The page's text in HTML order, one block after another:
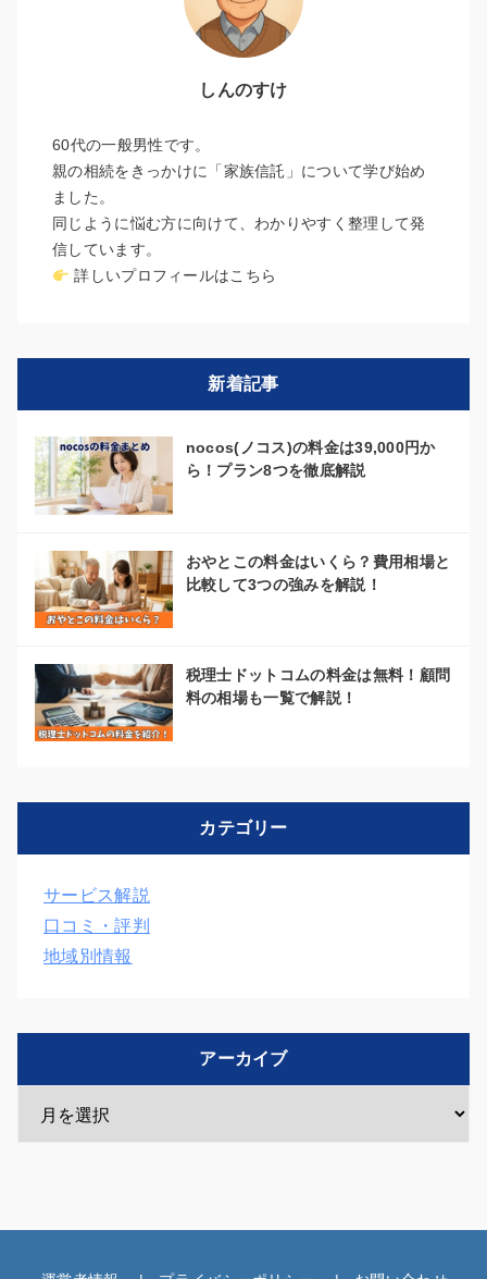
しんのすけ
60代の一般男性です。
親の相続をきっかけに「家族信託」について学び始め
ました。
同じように悩む方に向けて、わかりやすく整理して発
信しています。
詳しいプロフィールはこちら
新着記事
nocos(ノコス)の料金は39,000円か
ら！プラン8つを徹底解説
おやとこの料金はいくら？費用相場と
比較して3つの強みを解説！
税理士ドットコムの料金は無料！顧問
料の相場も一覧で解説！
カテゴリー
サービス解説
口コミ・評判
地域別情報
アーカイブ